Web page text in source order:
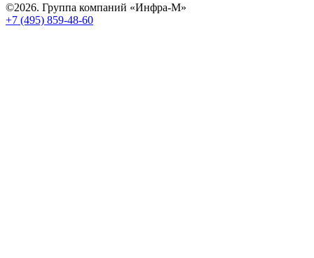
©2026. Группа компаний «Инфра-М»
+7 (495) 859-48-60